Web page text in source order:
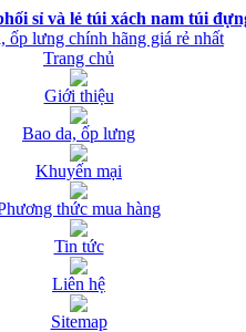
sỉ và lẻ túi xách nam túi
Trang chủ
Giới thiệu
Bao da, ốp lưng
Khuyến mại
thức mua hàng
Tin tức
Liên hệ
Sitemap